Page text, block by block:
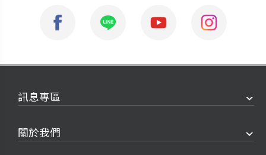
訊息專區
關於我們